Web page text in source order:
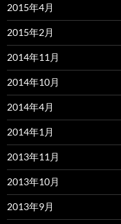
2015年4月
2015年2月
2014年11月
2014年10月
2014年4月
2014年1月
2013年11月
2013年10月
2013年9月